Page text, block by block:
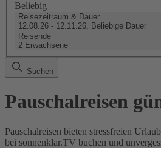
Beliebig
Reisezeitraum & Dauer
12.08.26 - 12.11.26, Beliebige Dauer
Reisende
2 Erwachsene
Suchen
Pauschalreisen
Pauschalreisen bieten stressfreien
bei sonnenklar.TV buchen und